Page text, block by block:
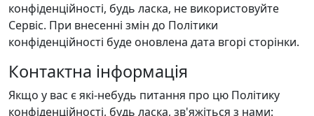
конфіденційності, будь ласка, не використовуйте
Сервіс. При внесенні змін до Політики
конфіденційності буде оновлена дата вгорі сторінки.
Контактна інформація
Якщо у вас є які-небудь питання про цю Політику
конфіденційності, будь ласка, зв'яжіться з нами: